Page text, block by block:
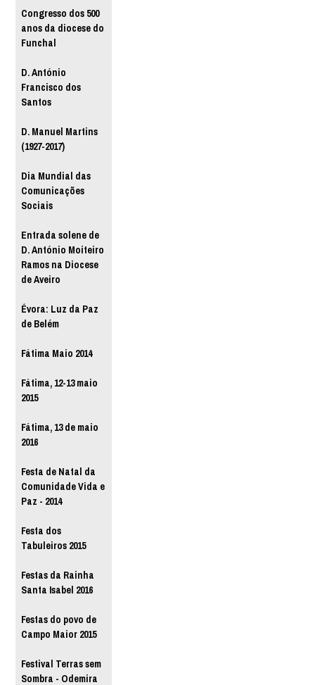
Congresso dos 500
anos da diocese do
Funchal
D. António
Francisco dos
Santos
D. Manuel Martins
(1927-2017)
Dia Mundial das
Comunicações
Sociais
Entrada solene de
D. António Moiteiro
Ramos na Diocese
de Aveiro
Évora: Luz da Paz
de Belém
Fátima Maio 2014
Fátima, 12-13 maio
2015
Fátima, 13 de maio
2016
Festa de Natal da
Comunidade Vida e
Paz - 2014
Festa dos
Tabuleiros 2015
Festas da Rainha
Santa Isabel 2016
Festas do povo de
Campo Maior 2015
Festival Terras sem
Sombra - Odemira